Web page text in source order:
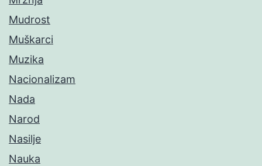
Mudrost
Muškarci
Muzika
Nacionalizam
Nada
Narod
Nasilje
Nauka